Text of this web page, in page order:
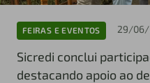
FEIRAS E EVENTOS 29/
Sicredi conclui
destacando apoio ao